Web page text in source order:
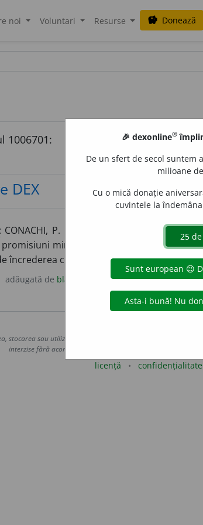
noi Voluntari Resurse savings Donează
1006701:
DEX
CONACHI, P. 151 / /Pl: ~ri
mincinoase să participe la o
încrederea cuiva
amăgire, înșelare,
adăugată de blaurb. acțiuni
stocarea sau utilizarea datelor de pe acest site, inclusiv prin
interzise fără acordul nostru prealabil scris, cu excepția
licență confidențialitate
🎉 dexonline®
De un sfert de secol suntem
milioane
Cu o mică donație
cuvintele la